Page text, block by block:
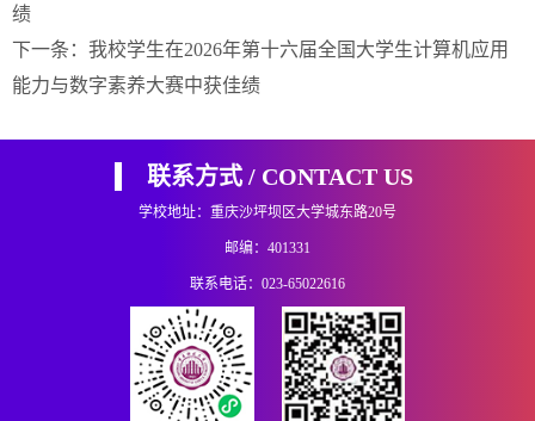
绩
下一条： 我校学生在2026年第十六届全国大学生计算机应用
能力与数字素养大赛中获佳绩
联系方式 / CONTACT US
学校地址：重庆沙坪坝区大学城东路20号
邮编：401331
联系电话：023-65022616